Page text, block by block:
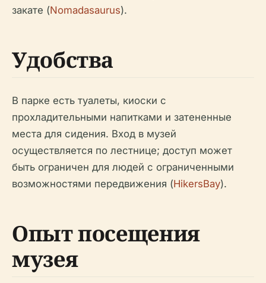
закате (Nomadasaurus).
Удобства
В парке есть туалеты, киоски с
прохладительными напитками и затененные
места для сидения. Вход в музей
осуществляется по лестнице; доступ может
быть ограничен для людей с ограниченными
возможностями передвижения (HikersBay).
Опыт посещения
музея